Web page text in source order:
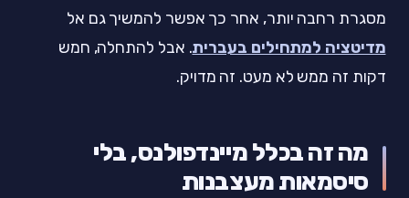
מסגרת רחבה יותר, אחר כך אפשר להמשיך גם אל
מדיטציה למתחילים בעברית. אבל להתחלה, חמש
דקות זה ממש לא מעט. זה מדויק.
מה זה בכלל מיינדפולנס, בלי
סיסמאות מעצבנות